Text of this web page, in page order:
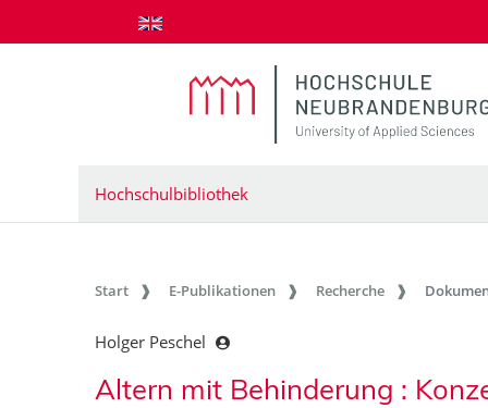
zum Inhalt springen
Hochschulbibliothek
Start E-Publikationen Recherche
Holger Peschel
Altern mit Behinderung :